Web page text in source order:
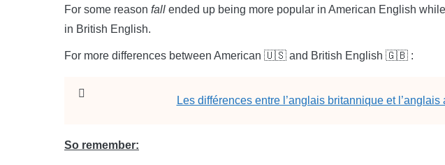
For some reason fall ended up being more popular in American English while
in British English.
For more differences between American 🇺🇸 and British English 🇬🇧 :
Les différences entre l’anglais britannique et l’anglais
So remember: